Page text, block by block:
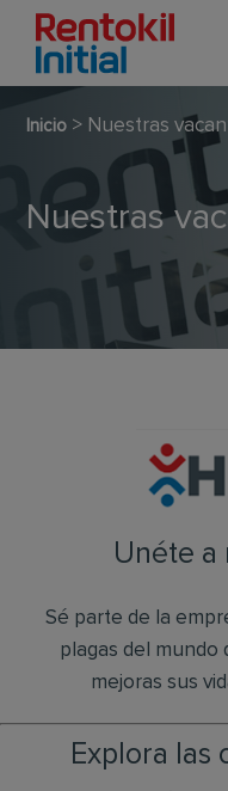
Nuestras
Inicio > Nuestras
Unéte a
Sé parte de la
plagas del mundo
mejoras sus
Explora las